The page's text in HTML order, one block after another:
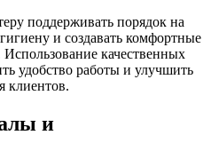
поддерживать порядок на
и создавать комфортные
качественных
удобство работы и улучшить
клиентов.
и